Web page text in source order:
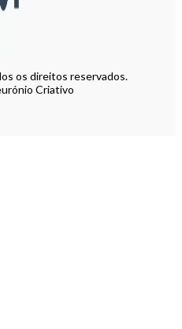
os direitos reservados.
Criativo